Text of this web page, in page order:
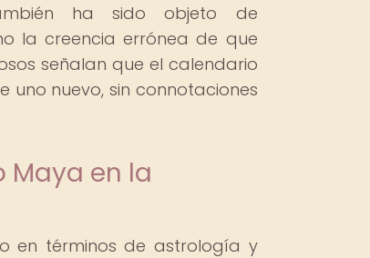
ha sido objeto de
la creencia errónea de que
señalan que el calendario
nuevo, sin connotaciones
Maya en la
en términos de astrología y